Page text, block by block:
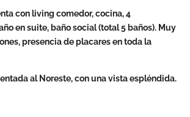
con living comedor, cocina, 4
en suite, baño social (total 5 baños). Muy
presencia de placares en toda la
al Noreste, con una vista espléndida.